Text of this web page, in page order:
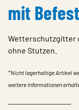
Über Lindab
Downloads
Einloggen
mit
Wetterschutzgitter
ohne Stutzen.
*Nicht lagerhaltige Artikel
weitere Informationen